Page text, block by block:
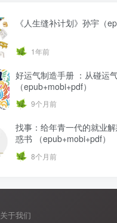
《人生缝补计划》孙宇（
1年前
好运气制造手册 ：从碰运
（epub+mobi+pdf）
9个月前
找事：给年青一代的就业
惑书 （epub+mobi+pdf）
8个月前
关于我们